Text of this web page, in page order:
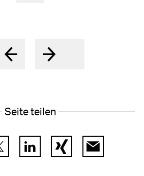
Seite teilen
LinkedIn Xing E-Mail